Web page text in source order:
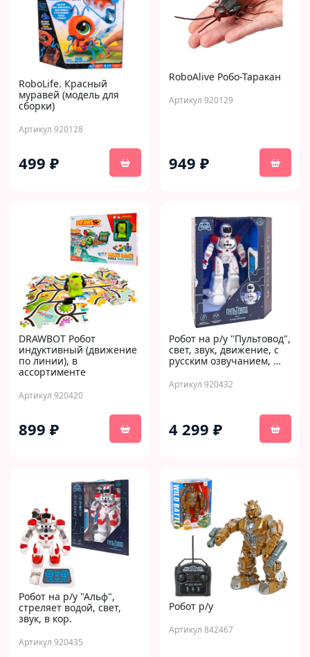
RoboLife. Красный
муравей (модель для
сборки)
Артикул 920128
499 ₽
RoboAlive Робо-Таракан
Артикул 920129
949 ₽
DRAWBOT Робот
индуктивный (движение
по линии), в
ассортименте
Артикул 920420
899 ₽
Робот на р/у "Пультовод",
свет, звук, движение, с
русским озвучанием, …
Артикул 920432
4 299 ₽
Робот на р/у "Альф",
стреляет водой, свет,
звук, в кор.
Артикул 920435
Робот р/у
Артикул 842467